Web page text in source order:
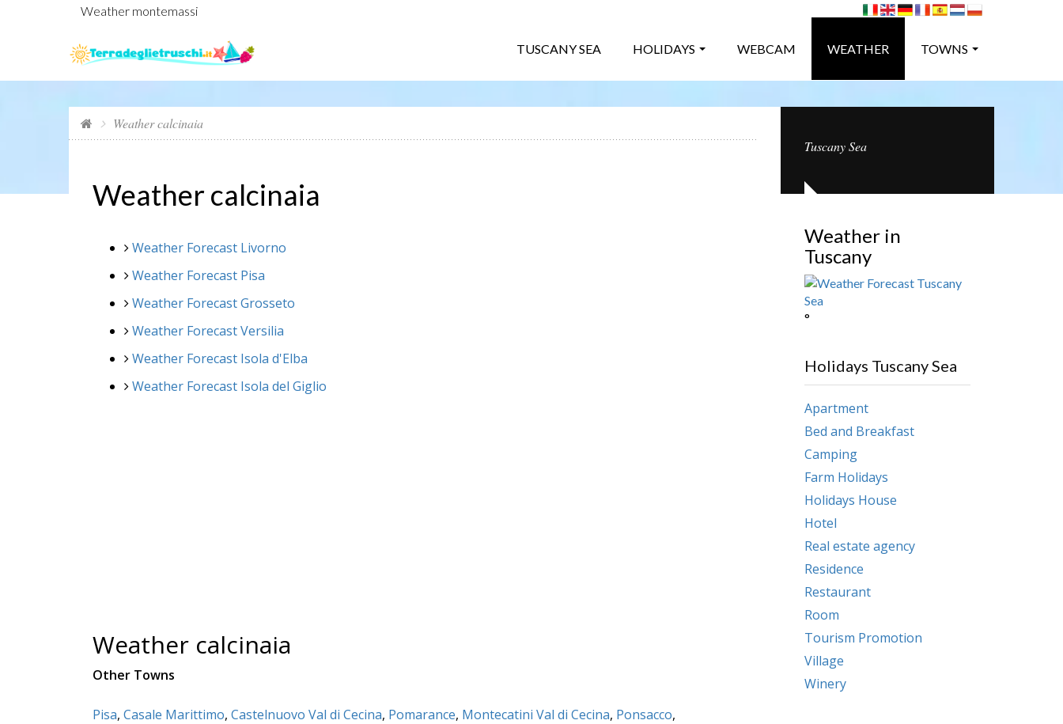
Weather montemassi
TUSCANY SEA HOLIDAYS WEBCAM WEATHER TOWNS
Weather calcinaia
Weather calcinaia
Weather Forecast Livorno
Weather Forecast Pisa
Weather Forecast Grosseto
Weather Forecast Versilia
Weather Forecast Isola d'Elba
Weather Forecast Isola del Giglio
Weather calcinaia
Other Towns
Pisa, Casale Marittimo, Castelnuovo Val di Cecina, Pomarance, Montecatini Val di Cecina, Ponsacco,
Tuscany Sea
Weather in
Tuscany
°
Holidays Tuscany Sea
Apartment
Bed and Breakfast
Camping
Farm Holidays
Holidays House
Hotel
Real estate agency
Residence
Restaurant
Room
Tourism Promotion
Village
Winery